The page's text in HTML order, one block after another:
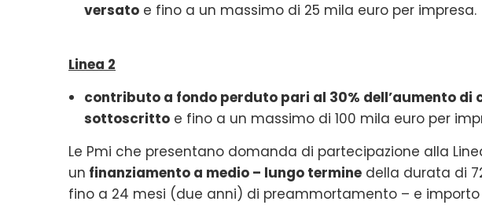
versato e fino a un massimo di 25 mila euro per impresa.
Linea 2
contributo a fondo perduto pari al 30% dell’aumento di
sottoscritto e fino a un massimo di 100 mila euro per
Le Pmi che presentano domanda di partecipazione alla
un finanziamento a medio – lungo termine della durata di
fino a 24 mesi (due anni) di preammortamento – e importo